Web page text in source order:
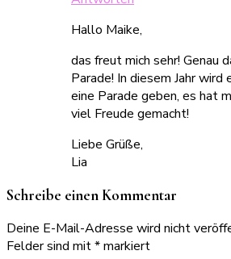
Hallo Maike,
das freut mich sehr! Genau
Parade! In diesem Jahr
eine Parade geben, es hat
viel Freude gemacht!
Liebe Grüße,
Lia
Schreibe einen Kommentar
Deine E-Mail-Adresse wird nicht
Felder sind mit*markiert